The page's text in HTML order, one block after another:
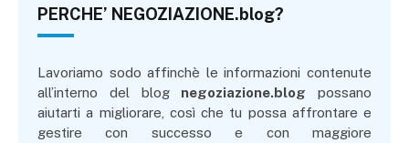
PERCHE’ NEGOZIAZIONE.blog?
Lavoriamo sodo affinchè le informazioni contenute
all’interno del blog negoziazione.blog possano
aiutarti a migliorare, così che tu possa affrontare e
gestire con successo e con maggiore